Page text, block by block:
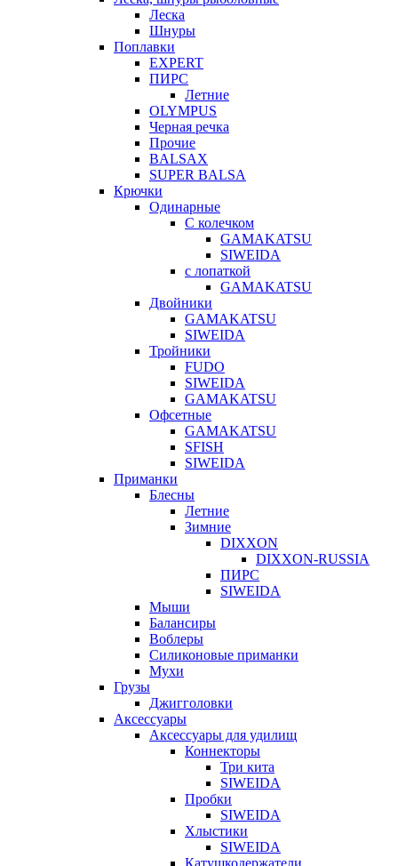
Леска
Шнуры
Поплавки
EXPERT
ПИРС
Летние
OLYMPUS
Черная речка
Прочие
BALSAX
SUPER BALSA
Крючки
Одинарные
С колечком
GAMAKATSU
SIWEIDA
с лопаткой
GAMAKATSU
Двойники
GAMAKATSU
SIWEIDA
Тройники
FUDO
SIWEIDA
GAMAKATSU
Офсетные
GAMAKATSU
SFISH
SIWEIDA
Приманки
Блесны
Летние
Зимние
DIXXON
DIXXON-RUSSIA
ПИРС
SIWEIDA
Мыши
Балансиры
Воблеры
Силиконовые приманки
Мухи
Грузы
Джигголовки
Аксессуары
Аксессуары для удилищ
Коннекторы
Три кита
SIWEIDA
Пробки
SIWEIDA
Хлыстики
SIWEIDA
Катушкодержатели